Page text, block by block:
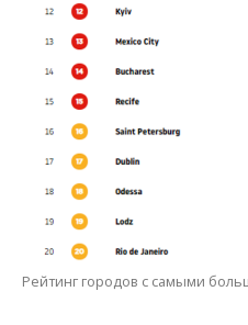
Рейтинг городов с самыми